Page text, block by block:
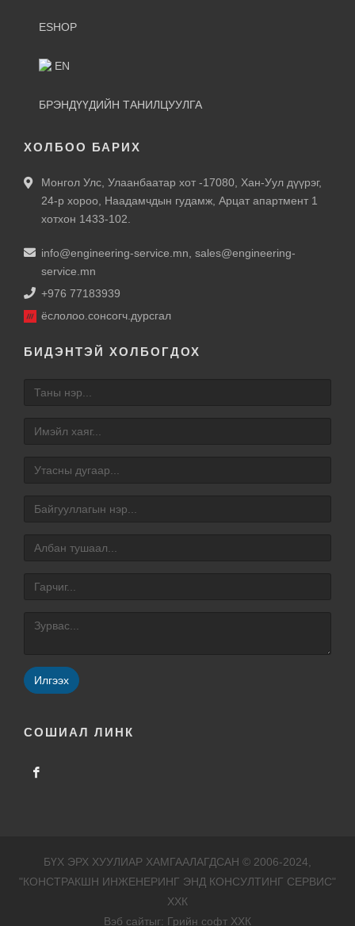
ESHOP
EN
БРЭНДҮҮДИЙН ТАНИЛЦУУЛГА
ХОЛБОО БАРИХ
Монгол Улс, Улаанбаатар хот -17080, Хан-Уул дүүрэг,
24-р хороо, Наадамчдын гудамж, Арцат апартмент 1
хотхон 1433-102.
info@engineering-service.mn sales@engineering-
service.mn
+976 77183939
ёслолоо.сонсогч.дурсгал
БИДЭНТЭЙ ХОЛБОГДОХ
Илгээх
СОШИАЛ ЛИНК
БҮХ ЭРХ ХУУЛИАР ХАМГААЛАГДСАН © 2006-2024,
"КОНСТРАКШН ИНЖЕНЕРИНГ ЭНД КОНСУЛТИНГ СЕРВИС"
ХХК
Вэб сайтыг: Грийн софт ХХК